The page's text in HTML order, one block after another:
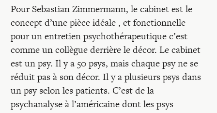
Pour Sebastian Zimmermann, le cabinet est le
concept d’une pièce idéale , et fonctionnelle
pour un entretien psychothérapeutique c’est
comme un collègue derrière le décor. Le cabinet
est un psy. Il y a 50 psys, mais chaque psy ne se
réduit pas à son décor. Il y a plusieurs psys dans
un psy selon les patients. C’est de la
psychanalyse à l’américaine dont les psys